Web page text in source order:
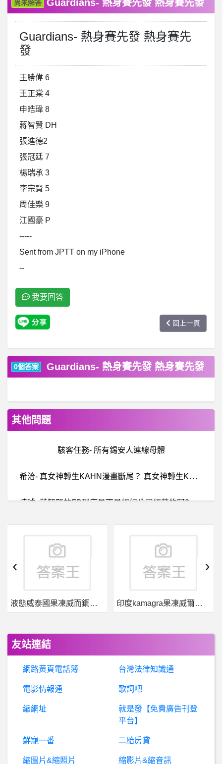
尚未解答 Guardians- 熱身賽先發 熱身賽先發
Guardians- 熱身賽先發 熱身賽先
發
王勝偉 6
王正棠 4
申皓瑋 8
蔣智賢 DH
張進德2
張冠廷 7
楊瑞承 3
李宗賢 5
周佳樂 9
江國豪 P
-----
Sent from JPTT on my iPhone
--
我要回答
回上一頁
0個答案 Guardians- 熱身賽先發 熱身賽先發
其他問題
駭客任務- 所有錫安人連線母體
希
洽- 真女神轉生KAHN漫畫斷尾？ 真女神轉生KAHN漫畫斷尾？
棒
球- 蔣智賢的FB到底是不是經紀公司經營的阿? 蔣智賢的FB到底是不是經紀公司經營的阿?
暗
黑破壞神 - D3,D2,D1- 踼刺打狗的防自療 踼刺打狗的防自療
鬥地主技巧學好學滿火速成為賭神錢錢輕鬆入口袋?!
日本朝日電視台 音樂直播節目- superlive2015
台南- 有不錯的油漆和壁癌師傅嗎?
希
洽- 英國開膛手傑克為什麼針對妓女？？ 英國開膛手傑克為什麼針對妓女？？
液態威泰國果凍威而鋼哪裡買 印度kamagra果凍威爾剛用於治療男性勃起功能障礙
‹ ›
友站連結
網路黃頁電話簿 台灣法律知識通
電影情報通 歌詞吧
縮網址
就是發【免費廣告刊登
平台】
鮮寵一番 二胎房貸
縮圖片&縮照片 縮影片&縮音訊